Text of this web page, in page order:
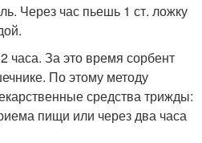
Через час пьешь 1 ст. ложку
часа. За это время сорбент
По этому методу
средства трижды:
пищи или через два часа